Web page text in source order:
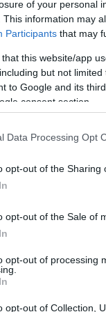
of your personal
This information may
Participants that may
that this website/app
but not
to Google and its
consent section.
Data Processing Opt
opt-out of the Sharing
opt-out of the Sale of
opt-out of processing
opt-out of Collection,
hoje, com mais
Terra é uma
bem cotados
no
por que a